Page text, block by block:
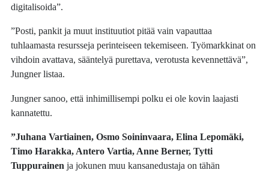
digitalisoida”.
”Posti, pankit ja muut instituutiot pitää vain vapauttaa
tuhlaamasta resursseja perinteiseen tekemiseen. Työmarkkinat on
vihdoin avattava, sääntelyä purettava, verotusta kevennettävä”,
Jungner listaa.
Jungner sanoo, että inhimillisempi polku ei ole kovin laajasti
kannatettu.
”Juhana Vartiainen, Osmo Soininvaara, Elina Lepomäki,
Timo Harakka, Antero Vartia, Anne Berner, Tytti
Tuppurainen ja jokunen muu kansanedustaja on tähän